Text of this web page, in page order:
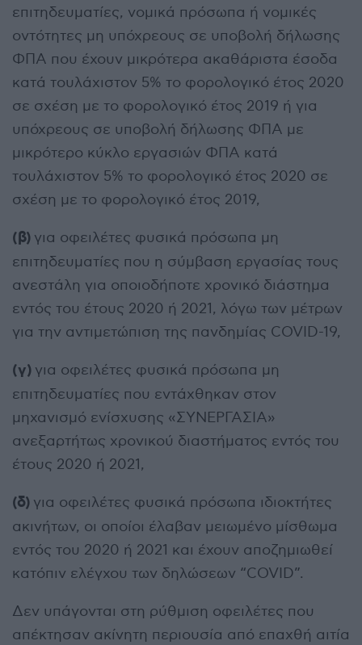
επιτηδευματίες, νομικά πρόσωπα ή νομικές
οντότητες μη υπόχρεους σε υποβολή δήλωσης
ΦΠΑ που έχουν μικρότερα ακαθάριστα έσοδα
κατά τουλάχιστον 5% το φορολογικό έτος 2020
σε σχέση με το φορολογικό έτος 2019 ή για
υπόχρεους σε υποβολή δήλωσης ΦΠΑ με
μικρότερο κύκλο εργασιών ΦΠΑ κατά
τουλάχιστον 5% το φορολογικό έτος 2020 σε
σχέση με το φορολογικό έτος 2019,
(β) για οφειλέτες φυσικά πρόσωπα μη
επιτηδευματίες που η σύμβαση εργασίας τους
ανεστάλη για οποιοδήποτε χρονικό διάστημα
εντός του έτους 2020 ή 2021, λόγω των μέτρων
για την αντιμετώπιση της πανδημίας COVID-19,
(γ) για οφειλέτες φυσικά πρόσωπα μη
επιτηδευματίες που εντάχθηκαν στον
μηχανισμό ενίσχυσης «ΣΥΝΕΡΓΑΣΙΑ»
ανεξαρτήτως χρονικού διαστήματος εντός του
έτους 2020 ή 2021,
(δ) για οφειλέτες φυσικά πρόσωπα ιδιοκτήτες
ακινήτων, οι οποίοι έλαβαν μειωμένο μίσθωμα
εντός του 2020 ή 2021 και έχουν αποζημιωθεί
κατόπιν ελέγχου των δηλώσεων “COVID”.
Δεν υπάγονται στη ρύθμιση οφειλέτες που
απέκτησαν ακίνητη περιουσία από επαχθή αιτία